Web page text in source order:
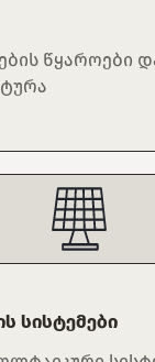
წყაროები
სისტემები